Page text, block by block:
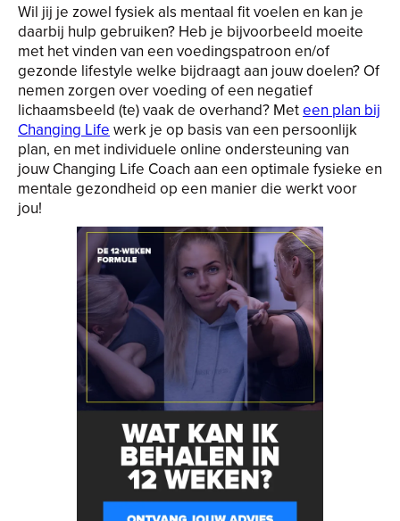
Wil jij je zowel fysiek als mentaal fit voelen en kan je
daarbij hulp gebruiken? Heb je bijvoorbeeld moeite
met het vinden van een voedingspatroon en/of
gezonde lifestyle welke bijdraagt aan jouw doelen? Of
nemen zorgen over voeding of een negatief
lichaamsbeeld (te) vaak de overhand? Meteen plan bij
Changing Life werk je op basis van een persoonlijk
plan, en met individuele online ondersteuning van
jouw Changing Life Coach aan een optimale fysieke en
mentale gezondheid op een manier die werkt voor
jou!